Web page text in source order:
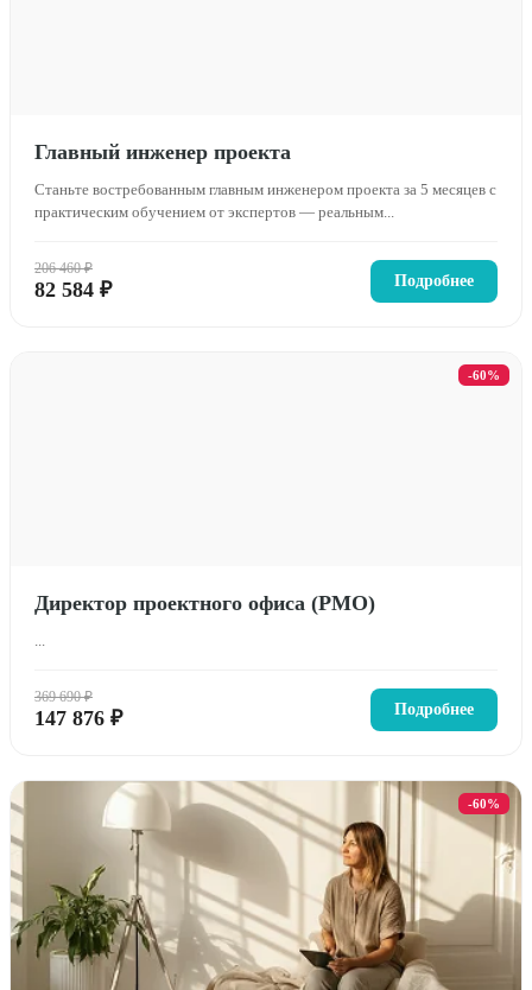
Главный инженер проекта
Станьте востребованным главным инженером проекта за 5 месяцев с
практическим обучением от экспертов — реальным...
206 460 ₽
82 584 ₽ Подробнее
-60%
Директор проектного офиса (PMO)
369 690 ₽
147 876 ₽ Подробнее
-60%